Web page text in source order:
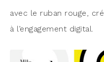
avec le ruban rouge,
à l’en­ga­ge­ment digital.